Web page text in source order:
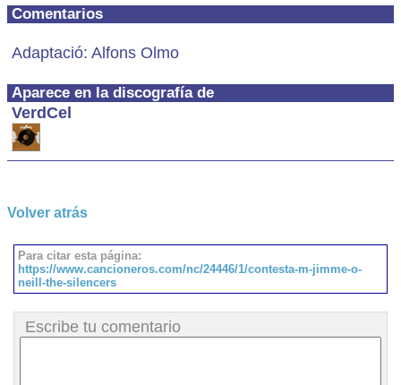
Comentarios
Adaptació: Alfons Olmo
Aparece en la discografía de
VerdCel
Volver atrás
Para citar esta página:
https://www.cancioneros.com/nc/24446/1/contesta-m-jimme-o-
neill-the-silencers
Escribe tu comentario